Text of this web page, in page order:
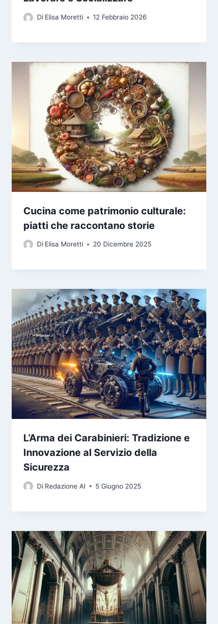
Di Elisa Moretti 12 Febbraio 2026
Cucina come patrimonio culturale:
piatti che raccontano storie
Di Elisa Moretti 20 Dicembre 2025
L’Arma dei Carabinieri: Tradizione e
Innovazione al Servizio della
Sicurezza
Di Redazione AI 5 Giugno 2025